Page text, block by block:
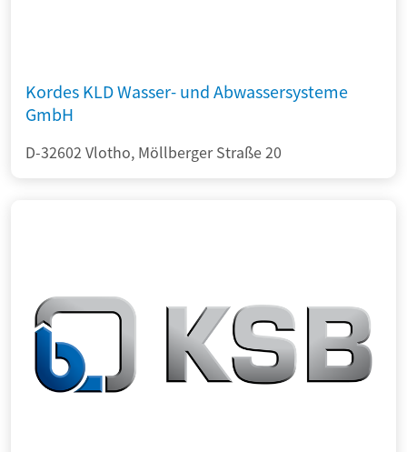
Kordes KLD Wasser- und Abwassersysteme
GmbH
D-32602 Vlotho, Möllberger Straße 20